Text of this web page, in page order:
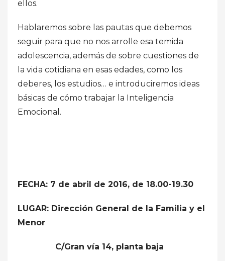
ellos.
Hablaremos sobre las pautas que debemos
seguir para que no nos arrolle esa temida
adolescencia, además de sobre cuestiones de
la vida cotidiana en esas edades, como los
deberes, los estudios… e introduciremos ideas
básicas de cómo trabajar la Inteligencia
Emocional.
FECHA: 7 de abril de 2016, de 18.00-19.30
LUGAR: Dirección General de la Familia y el
Menor
C/Gran vía 14, planta baja